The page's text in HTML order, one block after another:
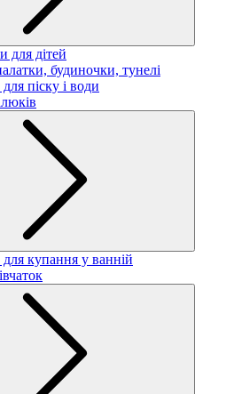
для дітей
будиночки, тунелі
піску і води
купання у ванній